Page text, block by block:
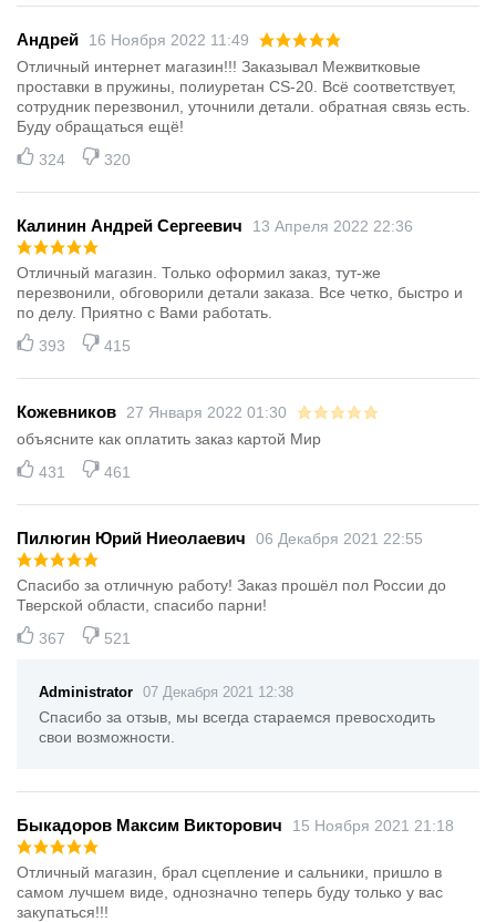
Андрей
16 Ноября 2022 11:49
Отличный интернет магазин!!! Заказывал Межвитковые
проставки в пружины, полиуретан CS-20. Всё соответствует,
сотрудник перезвонил, уточнили детали. обратная связь есть.
Буду обращаться ещё!
324
320
Калинин Андрей Сергеевич 13 Апреля 2022 22:36
Отличный магазин. Только оформил заказ, тут-же
перезвонили, обговорили детали заказа. Все четко, быстро и
по делу. Приятно с Вами работать.
393
415
Кожевников
27 Января 2022 01:30
объясните как оплатить заказ картой Мир
431
461
Пилюгин Юрий Ниеолаевич 06 Декабря 2021 22:55
Спасибо за отличную работу! Заказ прошёл пол России до
Тверской области, спасибо парни!
367
521
Administrator 07 Декабря 2021 12:38
Спасибо за отзыв, мы всегда стараемся превосходить
свои возможности.
Быкадоров Максим Викторович 15 Ноября 2021 21:18
Отличный магазин, брал сцепление и сальники, пришло в
самом лучшем виде, однозначно теперь буду только у вас
закупаться!!!